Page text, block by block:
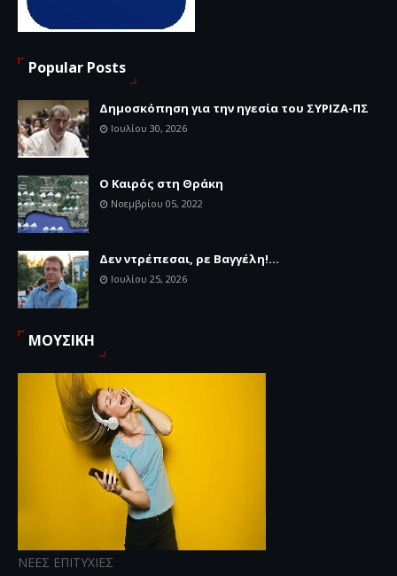
Popular Posts
Δημοσκόπηση για την ηγεσία του ΣΥΡΙΖΑ-ΠΣ
Ιουλίου 30, 2026
Ο Καιρός στη Θράκη
Νοεμβρίου 05, 2022
Δεν ντρέπεσαι, ρε Βαγγέλη!...
Ιουλίου 25, 2026
ΜΟΥΣΙΚΗ
ΝΕΕΣ ΕΠΙΤΥΧΙΕΣ